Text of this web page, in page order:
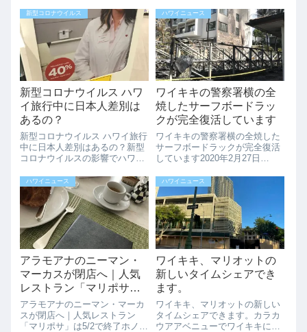
新型コロナウイルス
新型コロナウイルス ハワ
イ旅行中に日本人差別は
あるの？
新型コロナウイルス ハワイ旅行
中に日本人差別はあるの？新型
コロナウイルスの影響でハワイ
います。「新型コロナウイルス
の空港＆飛行機の中の状況」に
ついてハワイ旅行者の方のコメ
ントを紹介しましたが、その中
で「ハワイ旅行...
ハワイニュース
ワイキキの警察署横の全
焼したサーフボードラッ
クが完全復活しています
ワイキキの警察署横の全焼した
サーフボードラックが完全復活
しています2020年2月27日
の警察署の裏の約525枚のサー
フボードラックが全焼しまし
た。（火事の発生の際に撮影さ
れた男性の監視画像を公開した
が、犯人...
ハワイニュース
アラモアナのニーマン・
マーカスが閉店へ｜人気
レストラン「マリポサ」
は5/2で終了
アラモアナのニーマン・マーカ
スが閉店へ｜人気レストラン
「マリポサ」は5/2で終了ホノル
ハワイニュース
ワイキキ、マリオットの
新しいタイムシェアでき
ます。
ワイキキ、マリオットの新しい
タイムシェアできます。カラカ
ウアアベニューでワイキキに入